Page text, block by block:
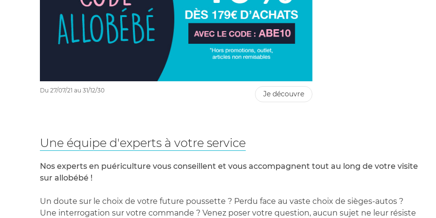
Rangement compact: H 85 cm x L 65 cm x l 14 cm
Lit parapluie: Supporte jusqu'à 15 kg.Le réhausseur nouveau né
:Supporte jusqu'à 9 kg.Les deux : Jusqu'à 89 cm de longueur
Du 27/07/21 au 31/12/30 je découvre
Une équipe d'experts à votre service
Nos experts en puériculture vous conseillent et vous accompagnent tout au long de votre visite
sur allobébé !
Un doute sur le choix de votre future poussette ? Perdu face au vaste choix de sièges-autos ?
Une interrogation sur votre commande ? Venez poser votre question, aucun sujet ne leur résiste